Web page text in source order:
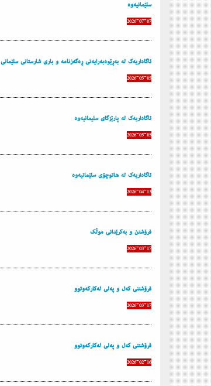
سلێمانیه‌وه‌
2026-07-07
ئاگاداریه‌ك له‌ به‌ڕێوه‌به‌رایه‌تی ڕه‌گه‌زنامه‌ و باری شارستانی سلێمانی
2026-05-05
ئاگاداریه‌ك له‌ پارێزگای سلیمانیه‌وه‌
2026-05-05
ئاگاداریه‌ك له‌ هاتوچۆی سلێمانیه‌وه‌
2026-04-13
فرۆشتن و به‌كرێدانی موڵك
2026-03-17
فرۆشتنی كه‌ل و په‌لی له‌كاركه‌وتوو
2026-03-17
فرۆشتنی كه‌ل و په‌لی له‌كاركه‌وتوو
2026-02-16